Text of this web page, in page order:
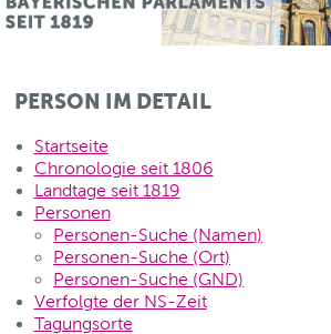
PERSON IM DETAIL
Startseite
Chronologie seit 1806
Landtage seit 1819
Personen
Personen-Suche (Namen)
Personen-Suche (Ort)
Personen-Suche (GND)
Verfolgte der NS-Zeit
Tagungsorte